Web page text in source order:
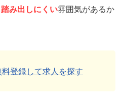
み出しにくい雰囲気があるか
登録して求人を探す